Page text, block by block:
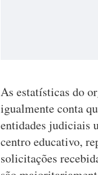
As estatísticas do
igualmente conta
entidades judiciais
centro educativo,
solicitações